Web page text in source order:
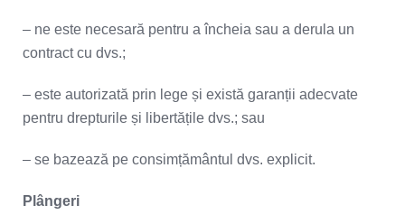
– ne este necesară pentru a încheia sau a derula un
contract cu dvs.;
– este autorizată prin lege și există garanții adecvate
pentru drepturile și libertățile dvs.; sau
– se bazează pe consimțământul dvs. explicit.
Plângeri